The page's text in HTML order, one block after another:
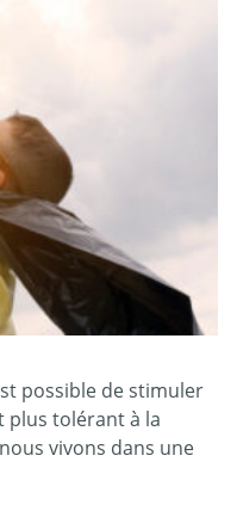
possible de stimuler
plus tolérant à la
vivons dans une